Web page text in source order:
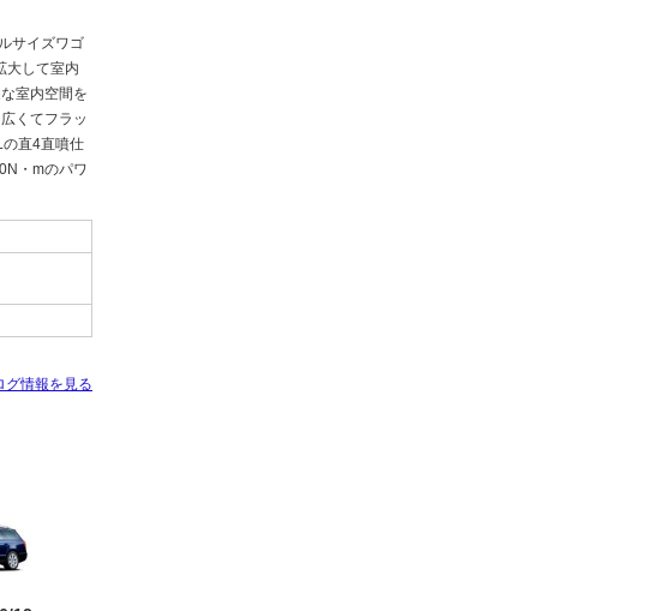
サイズワゴ
大して室内
室内空間を
くてフラッ
の直4直噴仕
・mのパワ
グ情報を見る